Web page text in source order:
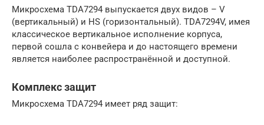
Микросхема TDA7294 выпускается двух видов – V
(вертикальный) и HS (горизонтальный). TDA7294V, имея
классическое вертикальное исполнение корпуса,
первой сошла с конвейера и до настоящего времени
является наиболее распространённой и доступной.
Комплекс защит
Микросхема TDA7294 имеет ряд защит: